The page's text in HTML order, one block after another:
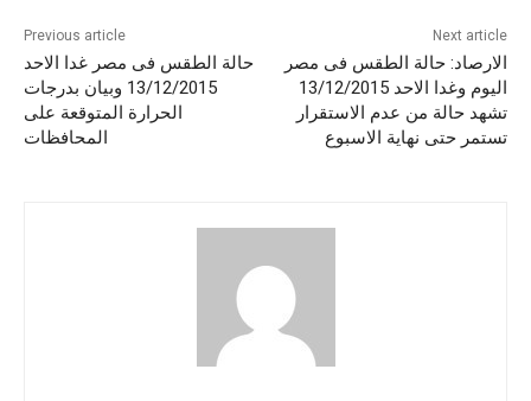
Previous article
حالة الطقس فى مصر غدا الاحد
13/12/2015 وبيان بدرجات
الحرارة المتوقعة على
المحافظات
Next article
الارصاد: حالة الطقس فى مصر
اليوم وغدا الاحد 13/12/2015
تشهد حالة من عدم الاستقرار
تستمر حتى نهاية الاسبوع